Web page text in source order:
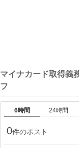
マイナカード取得義
フ
6時間 24時間
0件のポスト